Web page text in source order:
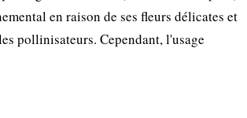
en raison de ses fleurs délicates et
pollinisateurs. Cependant, l'usage